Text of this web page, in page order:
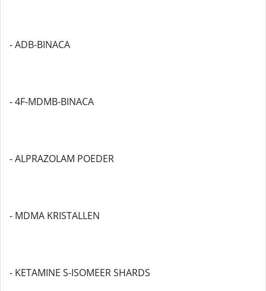
- ADB-BINACA
- 4F-MDMB-BINACA
- ALPRAZOLAM POEDER
- MDMA KRISTALLEN
- KETAMINE S-ISOMEER SHARDS